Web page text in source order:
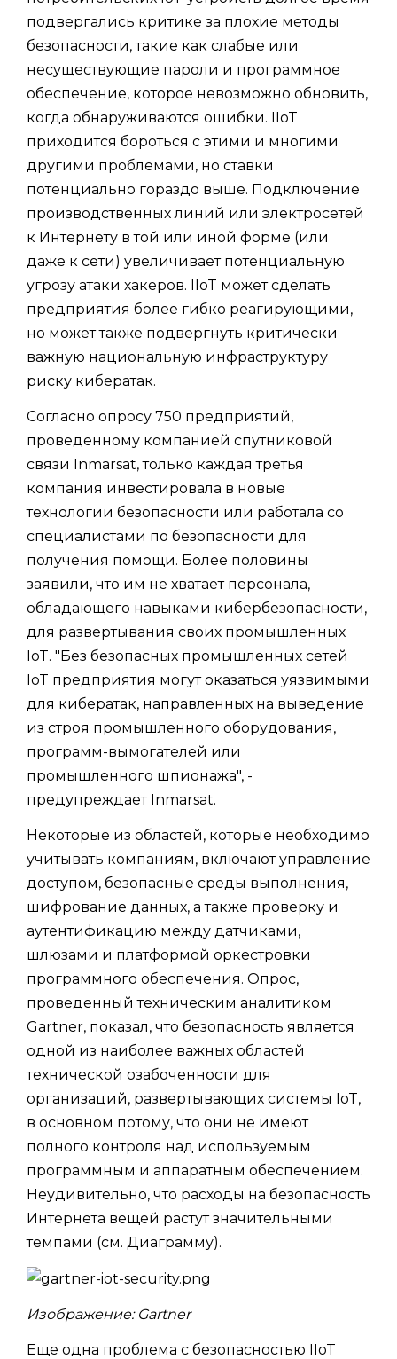
подвергались критике за плохие методы
безопасности, такие как слабые или
несуществующие пароли и программное
обеспечение, которое невозможно обновить,
когда обнаруживаются ошибки. IIoT
приходится бороться с этими и многими
другими проблемами, но ставки
потенциально гораздо выше. Подключение
производственных линий или электросетей
к Интернету в той или иной форме (или
даже к сети) увеличивает потенциальную
угрозу атаки хакеров. IIoT может сделать
предприятия более гибко реагирующими,
но может также подвергнуть критически
важную национальную инфраструктуру
риску кибератак.
Согласно опросу 750 предприятий,
проведенному компанией спутниковой
связи Inmarsat, только каждая третья
компания инвестировала в новые
технологии безопасности или работала со
специалистами по безопасности для
получения помощи. Более половины
заявили, что им не хватает персонала,
обладающего навыками кибербезопасности,
для развертывания своих промышленных
IoT. "Без безопасных промышленных сетей
IoT предприятия могут оказаться уязвимыми
для кибератак, направленных на выведение
из строя промышленного оборудования,
программ-вымогателей или
промышленного шпионажа", -
предупреждает Inmarsat.
Некоторые из областей, которые необходимо
учитывать компаниям, включают управление
доступом, безопасные среды выполнения,
шифрование данных, а также проверку и
аутентификацию между датчиками,
шлюзами и платформой оркестровки
программного обеспечения. Опрос,
проведенный техническим аналитиком
Gartner, показал, что безопасность является
одной из наиболее важных областей
технической озабоченности для
организаций, развертывающих системы IoT,
в основном потому, что они не имеют
полного контроля над используемым
программным и аппаратным обеспечением.
Неудивительно, что расходы на безопасность
Интернета вещей растут значительными
темпами (см. Диаграмму).
Изображение: Gartner
Еще одна проблема с безопасностью IIoT